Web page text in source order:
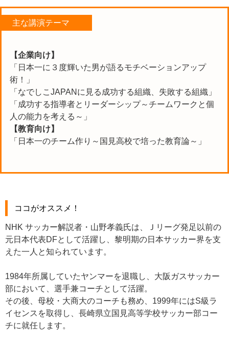
主な講演テーマ
【企業向け】
「日本一に３度輝いた男が語るモチベーションアップ
術！」
「なでしこJAPANに見る成功する組織、失敗する組織」
「成功する指導者とリーダーシップ～チームワークと個
人の能力を考える～」
【教育向け】
「日本一のチーム作り～国見高校で培った教育論～」
ココがオススメ！
NHK サッカー解説者・山野孝義氏は、Ｊリーグ発足以前の
元日本代表DFとして活躍し、黎明期の日本サッカー界を支
えた一人と知られています。
1984年所属していたヤンマーを退職し、大阪ガスサッカー
部において、選手兼コーチとして活躍。
その後、母校・大商大のコーチも務め、1999年にはS級ラ
イセンスを取得し、長崎県立国見高等学校サッカー部コー
チに就任します。